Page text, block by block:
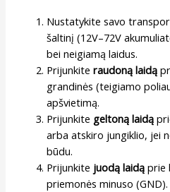
Nustatykite savo
šaltinį (12V–72V
bei neigiamą laidus.
Prijunkiteraudoną laidą
grandinės (teigiamo
apšvietimą.
Prijunkite geltoną laidą
arba atskiro jungiklio, jei
būdu.
Prijunkite juodą laidą prie
priemonės minuso (GND).